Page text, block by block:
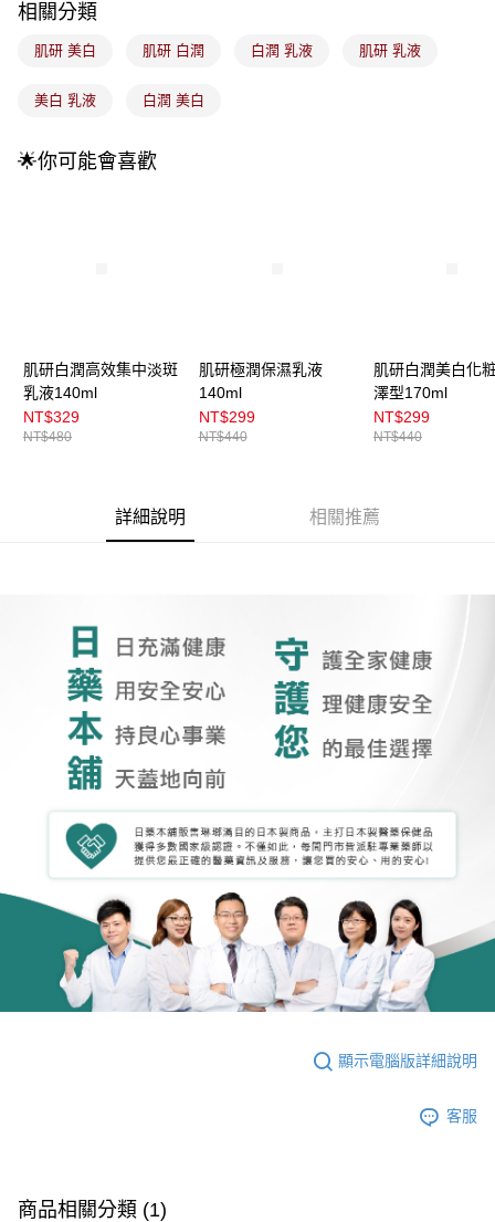
【大哥付你分期使用說明】
2.付款方式選擇「大哥付你分期」，訂單成立後會自動跳轉到大哥付的交易
成交易。
消。如遇「轉專審核」未通過狀況，表示未達大哥付你分期系統評分，恕無
買賣價金債權讓與本公司後，依約使用本公司帳單繳交帳款。
2.基於同意付款使用「大哥付你分期」之契約關係目的，商店將以您的個人
資料（包含姓名、電話或地址）提供予台灣大哥大進項蒐集、處理及利用，
由本公司與您本人進行分期帳單所需資料之確認、核對及更正。
每筆NT$100，滿NT$899(含以上)免運費
每筆NT$100，滿NT$899(含以上)免運費
宅配
每筆NT$100，滿NT$899(含以上)免運費
每筆NT$300，滿NT$3,000(含以上)免運費
相關分類
肌研 美白 肌研 白潤 白潤 乳液 肌研 乳液
美白 乳液 白潤 美白
🌟你可能會喜歡
肌研白潤高效集中淡斑
乳液140ml
NT$329
NT$480
肌研極潤保濕乳液
140ml
NT$299
NT$440
肌研白潤美白化
澤型170ml
NT$299
NT$440
詳細說明 相關推薦
顯示電腦版詳細說明
客服
商品相關分類 (1)